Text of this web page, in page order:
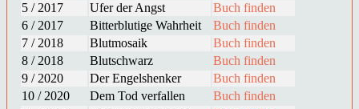
5 / 2017
Ufer der Angst
Buch finden
6 / 2017
Bitterblutige Wahrheit
Buch finden
7 / 2018
Blutmosaik
Buch finden
8 / 2018
Blutschwarz
Buch finden
9 / 2020
Der Engelshenker
Buch finden
10 / 2020
Dem Tod verfallen
Buch finden